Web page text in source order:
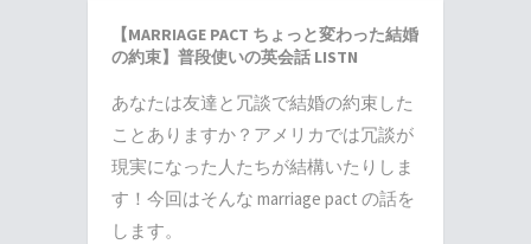
【MARRIAGE PACT ちょっと変わった結婚
の約束】普段使いの英会話 LISTN
あなたは友達と冗談で結婚の約束した
ことありますか？アメリカでは冗談が
現実になった人たちが結構いたりしま
す！今回はそんな marriage pact の話を
します。